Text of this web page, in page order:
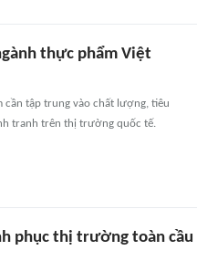
thực phẩm Việt
cần tập trung vào chất lượng, tiêu
tranh trên thị trường quốc tế.
phục thị trường toàn cầu